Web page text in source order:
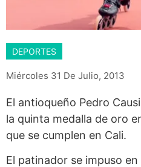
DEPORTES
Miércoles 31 De Julio, 2013
El antioqueño Pedro
la quinta medalla de oro
que se cumplen en Cali.
El patinador se impuso